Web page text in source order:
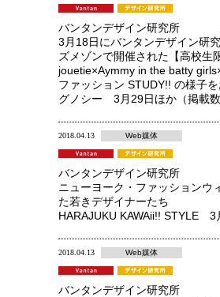
バンタンデザイン研究所
3月18日にバンタンデザイン研
ズメゾンで開催された【高校生
jouetie×Aymmy in the batty
ファッション STUDY!! の様子を
グノシー 3月29日ほか（掲載数
2018.04.13 Web媒体
バンタンデザイン研究所
ニューヨーク・ファッションウ
た若きデザイナーたち
HARAJUKU KAWAii!! STYLE 3
2018.04.13 Web媒体
バンタンデザイン研究所